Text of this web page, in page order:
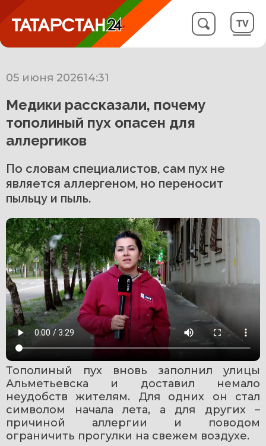
05 июня 202614:31
Медики рассказали, почему
тополиный пух опасен для
аллергиков
По словам специалистов, сам пух не
является аллергеном, но переносит
пыльцу и пыль.
Тополиный пух вновь заполнил улицы
Альметьевска и доставил немало
неудобств жителям. Для одних он стал
символом начала лета, а для других –
причиной аллергии и поводом
ограничить прогулки на свежем воздухе.